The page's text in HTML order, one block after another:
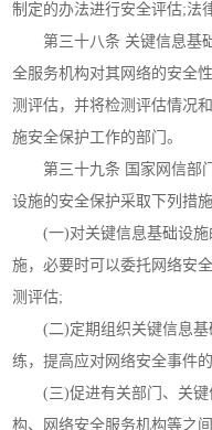
制定的办法进行安全评估;法
第三十八条 关键信息基础
全服务机构对其网络的安全
测评估，并将检测评估情况
施安全保护工作的部门。
第三十九条 国家网信部门
设施的安全保护采取下列措
(一)对关键信息基础设施
施，必要时可以委托网络安
测评估;
(二)定期组织关键信息基
练，提高应对网络安全事件
(三)促进有关部门、关键
构、网络安全服务机构等之